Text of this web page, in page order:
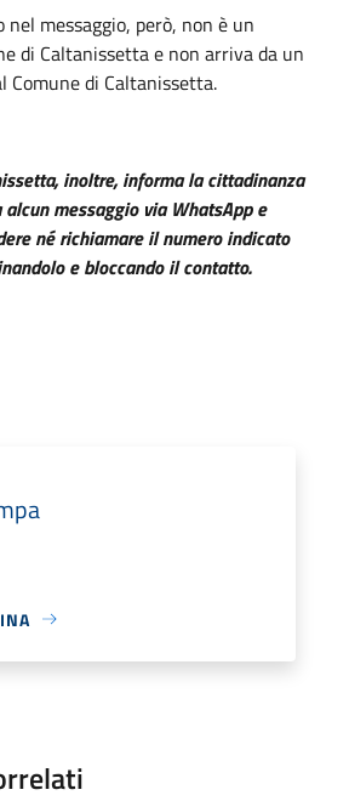
messaggio, però, non è un
di Caltanissetta e non arriva da un
Comune di Caltanissetta.
inoltre, informa la cittadinanza
alcun messaggio via WhatsApp e
né richiamare il numero indicato
e bloccando il contatto.